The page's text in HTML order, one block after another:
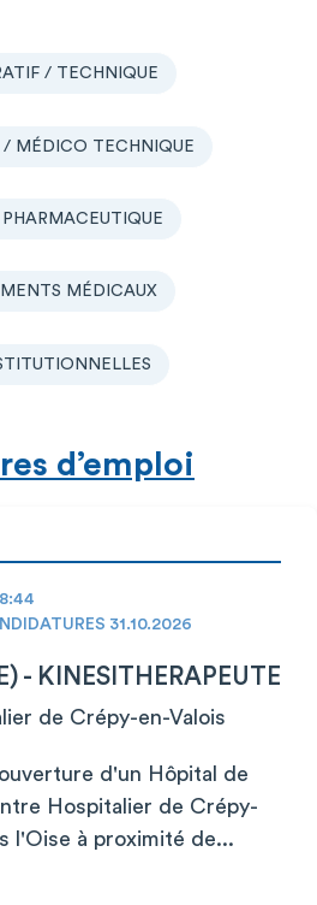
/ TECHNIQUE
MÉDICO TECHNIQUE
MÉDICAUX
d’emploi
31.10.2026
- KINESITHERAPEUTE
de Crépy-en-Valois
d'un Hôpital de
Hospitalier de Crépy-
l'Oise à proximité de...